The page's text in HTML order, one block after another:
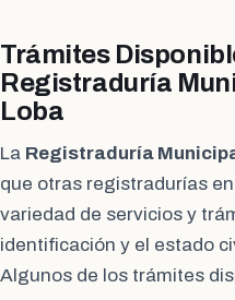
Trámites
Registraduría
Loba
La Registraduría
que otras registradurías
variedad de servicios y
identificación y el estado
Algunos de los trámites